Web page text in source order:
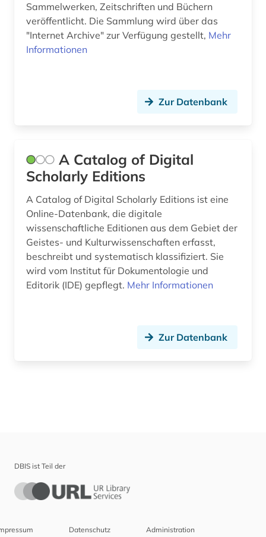
Sammelwerken, Zeitschriften und Büchern
veröffentlicht. Die Sammlung wird über das
"Internet Archive" zur Verfügung gestellt, Mehr
Informationen
Zur Datenbank
A Catalog of Digital
Scholarly Editions
A Catalog of Digital Scholarly Editions ist eine
Online-Datenbank, die digitale
wissenschaftliche Editionen aus dem Gebiet der
Geistes- und Kulturwissenschaften erfasst,
beschreibt und systematisch klassifiziert. Sie
wird vom Institut für Dokumentologie und
Editorik (IDE) gepflegt. Mehr Informationen
Zur Datenbank
DBIS ist Teil der
Datenschutz Administration